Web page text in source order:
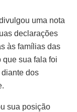
uma nota
declarações
às famílias das
sua fala foi
dos
sua posição